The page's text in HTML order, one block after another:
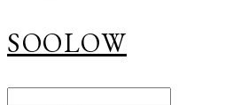
SOOLOW